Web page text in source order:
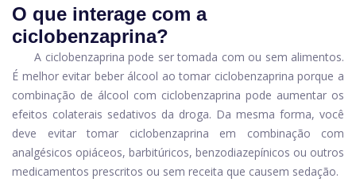
O que interage com a
ciclobenzaprina?
A ciclobenzaprina pode ser tomada com ou sem alimentos.
É melhor evitar beber álcool ao tomar ciclobenzaprina porque a
combinação de álcool com ciclobenzaprina pode aumentar os
efeitos colaterais sedativos da droga. Da mesma forma, você
deve evitar tomar ciclobenzaprina em combinação com
analgésicos opiáceos, barbitúricos, benzodiazepínicos ou outros
medicamentos prescritos ou sem receita que causem sedação.